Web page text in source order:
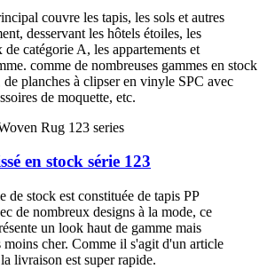
couvre les tapis, les sols et autres
desservant les hôtels étoiles, les
catégorie A, les appartements et
comme de nombreuses gammes en stock
de planches à clipser en vinyle SPC avec
de moquette, etc.
en stock série 123
de stock est constituée de tapis PP
de nombreux designs à la mode, ce
un look haut de gamme mais
moins cher. Comme il s'agit d'un article
livraison est super rapide.